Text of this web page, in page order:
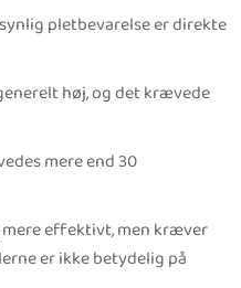
pletbevarelse er direkte
høj, og det krævede
mere end 30
effektivt, men kræver
er ikke betydelig på